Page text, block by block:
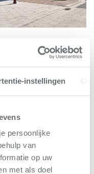
instellingen
persoonlijke
van
op uw
met als doel